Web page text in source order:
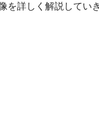
を詳しく解説してい